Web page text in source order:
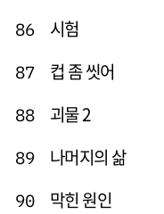
86 시험
87 컵 좀 씻어
88 괴물 2
89 나머지의 삶
90 막힌 원인